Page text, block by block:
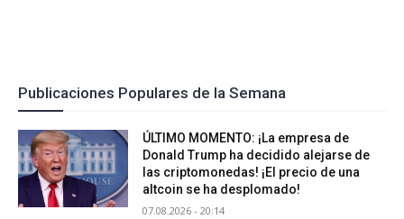
Publicaciones Populares de la Semana
ÚLTIMO MOMENTO: ¡La empresa de
Donald Trump ha decidido alejarse de
las criptomonedas! ¡El precio de una
altcoin se ha desplomado!
07.08.2026 - 20:14